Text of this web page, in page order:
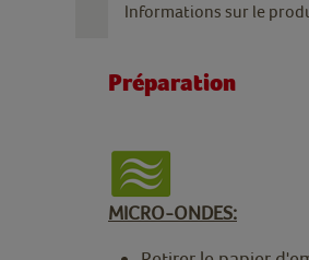
Informations sur le
Préparation
MICRO-ONDES: